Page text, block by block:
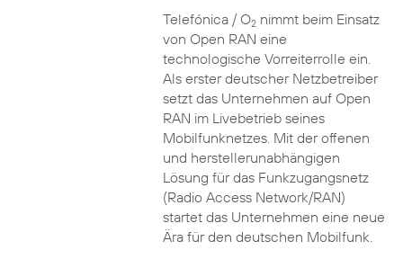
Telefónica / O2nimmt beim Einsatz
von Open RAN eine
technologische Vorreiterrolle ein.
Als erster deutscher Netzbetreiber
setzt das Unternehmen auf Open
RAN im Livebetrieb seines
Mobilfunknetzes. Mit der offenen
und herstellerunabhängigen
Lösung für das Funkzugangsnetz
(Radio Access Network/RAN)
startet das Unternehmen eine neue
Ära für den deutschen Mobilfunk.